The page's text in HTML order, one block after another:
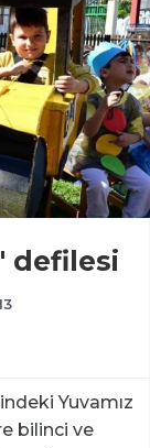
defilesi
Yuvamız
bilinci ve